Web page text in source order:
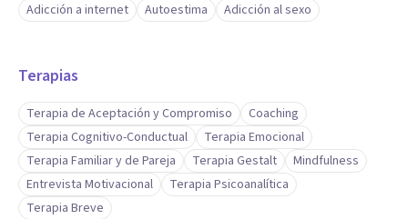
Adicción a internet
Autoestima Adicción al sexo
Terapias
Terapia de Aceptación y Compromiso
Coaching
Terapia Cognitivo-Conductual
Terapia Emocional
Terapia Familiar y de Pareja
Terapia Gestalt
Mindfulness
Entrevista Motivacional
Terapia Psicoanalítica
Terapia Breve